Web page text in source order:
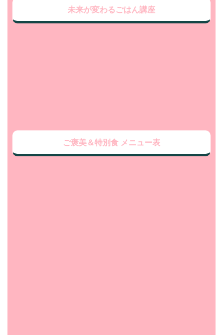
未来が変わるごはん講座
ご褒美＆特別食 メニュー表